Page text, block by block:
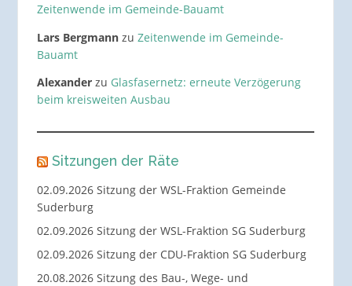
Zeitenwende im Gemeinde-Bauamt
Lars Bergmannzu Zeitenwende im Gemeinde-
Bauamt
Alexanderzu Glasfasernetz: erneute Verzögerung
beim kreisweiten Ausbau
Sitzungen der Räte
02.09.2026 Sitzung der WSL-Fraktion Gemeinde
Suderburg
02.09.2026 Sitzung der WSL-Fraktion SG Suderburg
02.09.2026 Sitzung der CDU-Fraktion SG Suderburg
20.08.2026 Sitzung des Bau-, Wege- und